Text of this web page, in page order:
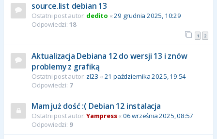
source.list debian 13
Ostatni post autor: dedito «29 grudnia 2025, 10:29
Odpowiedzi: 18
1 2
Aktualizacja Debiana 12 do wersji 13 i znów
problemy z grafiką
Ostatni post autor: zl23 « 21 października 2025, 19:54
Odpowiedzi: 7
Mam już dość :( Debian 12 instalacja
Ostatni post autor: Yampress« 06 września 2025, 08:57
Odpowiedzi: 9